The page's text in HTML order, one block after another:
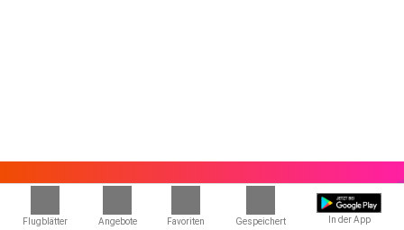
Flugblätter Angebote Favoriten Gespeichert In der App